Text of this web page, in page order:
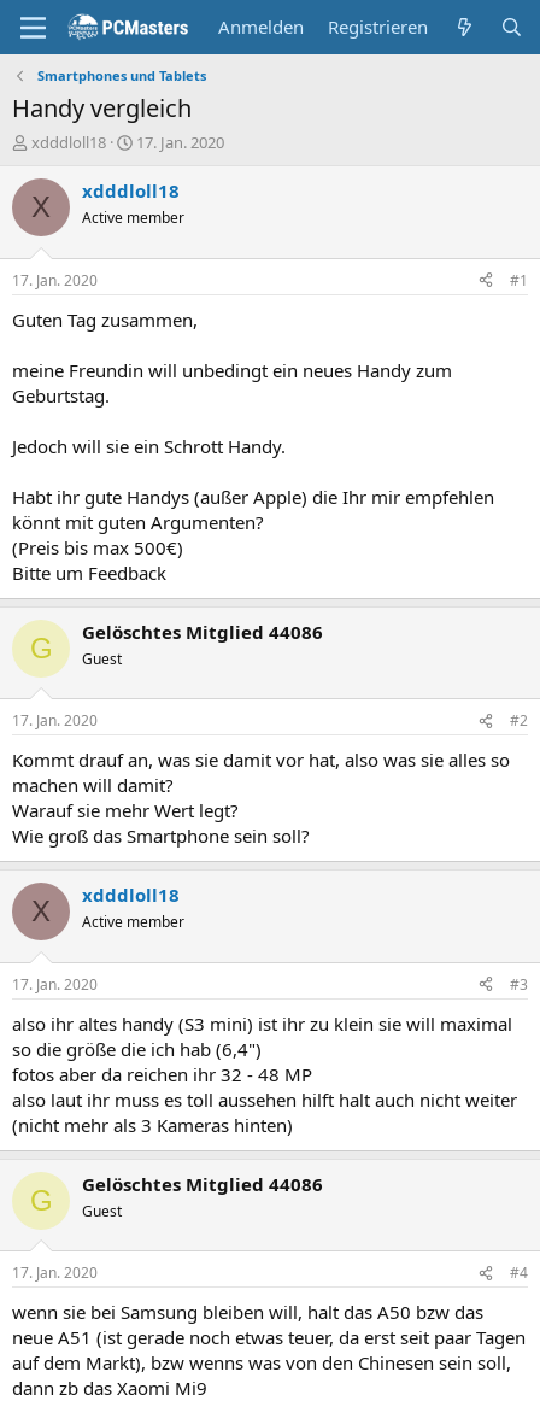
Anmelden Registrieren
Smartphones und Tablets
Handy vergleich
E
s
t
e
r
xdddloll18
E
s
e
t
a
17. Jan. 2020
X xdddloll18
Active member
17. Jan. 2020 #1
Guten Tag zusammen,
meine Freundin will unbedingt ein neues Handy zum
Geburtstag.
Jedoch will sie ein Schrott Handy.
Habt ihr gute Handys (außer Apple) die Ihr mir empfehlen
könnt mit guten Argumenten?
(Preis bis max 500€)
Bitte um Feedback
G Gelöschtes Mitglied 44086
Guest
17. Jan. 2020 #2
Kommt drauf an, was sie damit vor hat, also was sie alles so
machen will damit?
Warauf sie mehr Wert legt?
Wie groß das Smartphone sein soll?
X xdddloll18
Active member
17. Jan. 2020 #3
also ihr altes handy (S3 mini) ist ihr zu klein sie will maximal
so die größe die ich hab (6,4")
fotos aber da reichen ihr 32 - 48 MP
also laut ihr muss es toll aussehen hilft halt auch nicht weiter
(nicht mehr als 3 Kameras hinten)
G Gelöschtes Mitglied 44086
Guest
17. Jan. 2020 #4
wenn sie bei Samsung bleiben will, halt das A50 bzw das
neue A51 (ist gerade noch etwas teuer, da erst seit paar Tagen
auf dem Markt), bzw wenns was von den Chinesen sein soll,
dann zb das Xaomi Mi9